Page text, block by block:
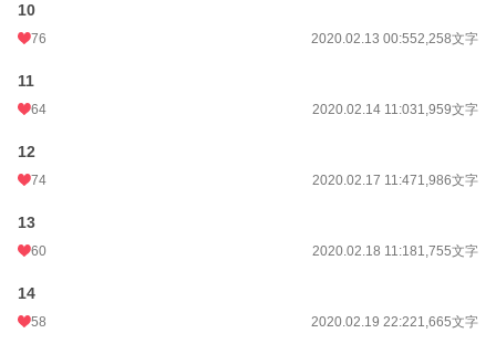
10
76 2020.02.13 00:552,258文字
11
64 2020.02.14 11:031,959文字
12
74 2020.02.17 11:471,986文字
13
60 2020.02.18 11:181,755文字
14
58 2020.02.19 22:221,665文字